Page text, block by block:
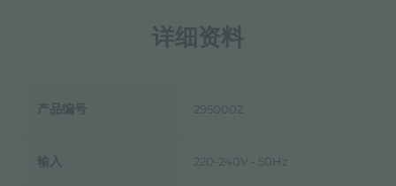
详细资料
产品编号 2950002
输入 220-240V - 50Hz